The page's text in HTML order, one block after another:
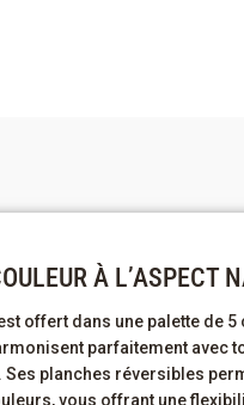
À L’ASPECT
offert dans une palette de
parfaitement avec
. Ses planches réversibles
,vous offrant une